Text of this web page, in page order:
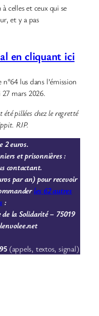
celles et ceux qui se
et y a pas
en cliquant ici
lus dans l’émission
mars 2026.
pillées chez le regretté
RIP.
2 euros.
et prisonnières :
contactant.
par an) pour recevoir
les 62 autres
:
de la Solidarité – 75019
(appels, textos, signal)